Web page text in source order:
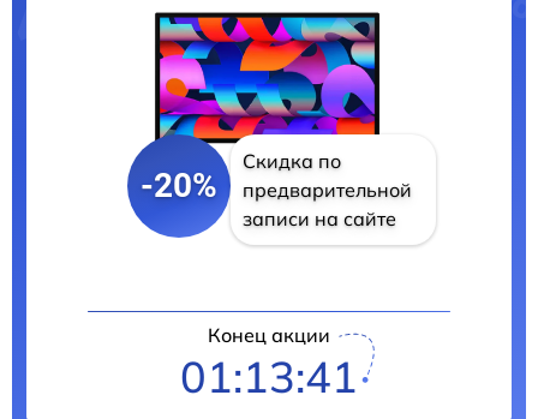
-20%
Скидка по
предварительной
записи на сайте
Конец акции
01:13:40